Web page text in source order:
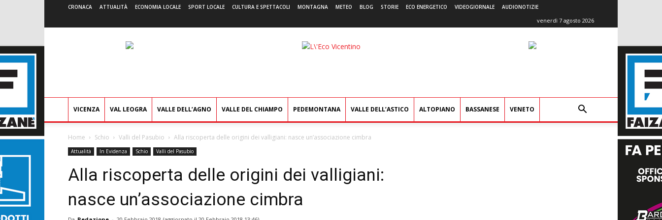
CRONACA ATTUALITÀ ECONOMIA LOCALE SPORT LOCALE CULTURA E SPETTACOLI MONTAGNA METEO BLOG STORIE ECO ENERGETICO VIDEOGIORNALE AUDIONOTIZIE
venerdì 7 agosto 2026
L'Eco
VICENZA VAL LEOGRA VALLE DELL’AGNO VALLE DEL CHIAMPO PEDEMONTANA VALLE DELL’ASTICO ALTOPIANO BASSANESE VENETO
Home Schio Valli del Pasubio Alla riscoperta delle origini dei valligiani: nasce un’associazione cimbra
Attualità In Evidenza Schio Valli del Pasubio
Alla riscoperta delle origini dei valligiani:
nasce un’associazione cimbra